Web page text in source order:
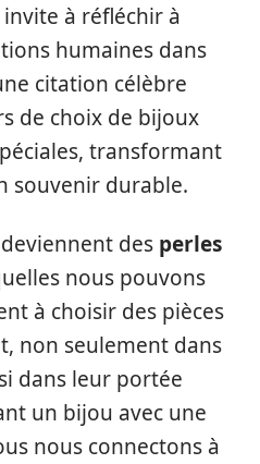
à réfléchir à
humaines dans
citation célèbre
de choix de bijoux
transformant
souvenir durable.
des perles
nous pouvons
à choisir des pièces
non seulement dans
dans leur portée
un bijou avec une
nous connectons à